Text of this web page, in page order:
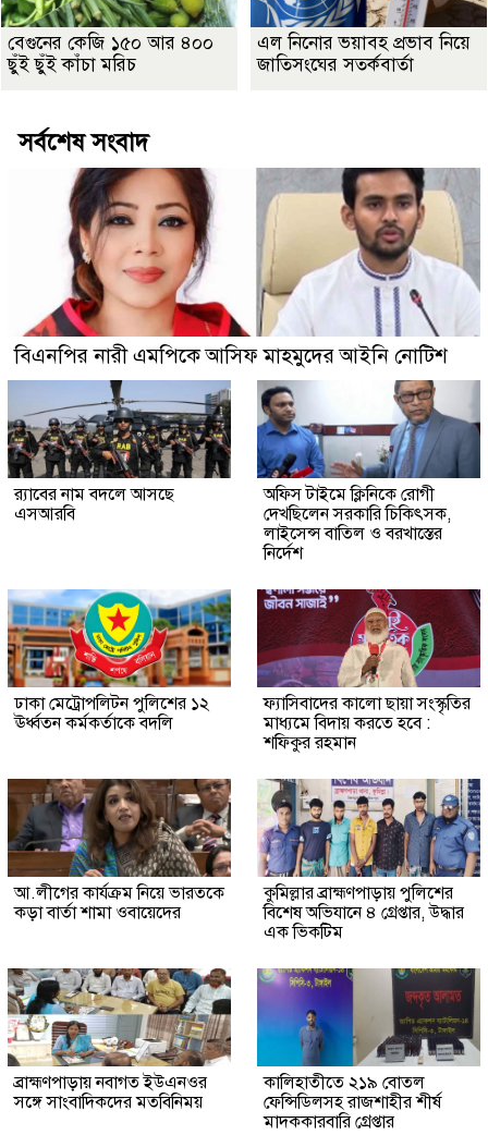
বেগুনের কেজি ১৫০ আর ৪০০
ছুঁই ছুঁই কাঁচা মরিচ
এল নিনোর ভয়াবহ প্রভাব নিয়ে
জাতিসংঘের সতর্কবার্তা
সর্বশেষ সংবাদ
বিএনপির নারী এমপিকে আসিফ মাহমুদের আইনি নোটিশ
র‍্যাবের নাম বদলে আসছে
এসআরবি
অফিস টাইমে ক্লিনিকে রোগী
দেখছিলেন সরকারি চিকিৎসক,
লাইসেন্স বাতিল ও বরখাস্তের
নির্দেশ
ঢাকা মেট্রোপলিটন পুলিশের ১২
ঊর্ধ্বতন কর্মকর্তাকে বদলি
ফ্যাসিবাদের কালো ছায়া সংস্কৃতির
মাধ্যমে বিদায় করতে হবে :
শফিকুর রহমান
আ.লীগের কার্যক্রম নিয়ে ভারতকে
কড়া বার্তা শামা ওবায়েদের
কুমিল্লার ব্রাহ্মণপাড়ায় পুলিশের
বিশেষ অভিযানে ৪ গ্রেপ্তার, উদ্ধার
এক ভিকটিম
ব্রাহ্মণপাড়ায় নবাগত ইউএনওর
সঙ্গে সাংবাদিকদের মতবিনিময়
কালিহাতীতে ২১৯ বোতল
ফেন্সিডিলসহ রাজশাহীর শীর্ষ
মাদককারবারি গ্রেপ্তার